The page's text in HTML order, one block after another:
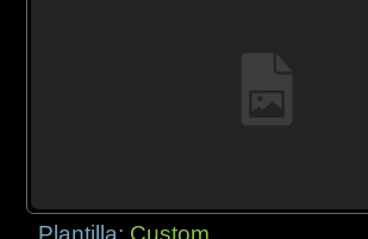
Plantilla: Custom